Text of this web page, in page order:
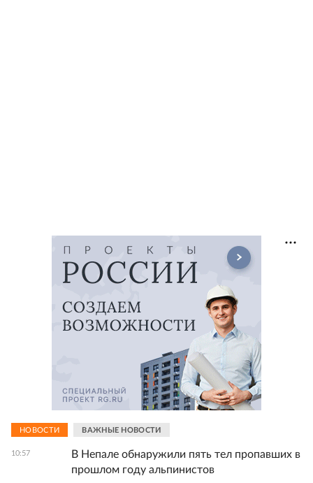
НОВОСТИ ВАЖНЫЕ НОВОСТИ
10:57
В Непале обнаружили пять тел пропавших в
прошлом году альпинистов